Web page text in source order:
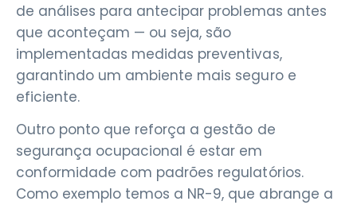
de análises para antecipar problemas antes
que aconteçam — ou seja, são
implementadas medidas preventivas,
garantindo um ambiente mais seguro e
eficiente.
Outro ponto que reforça a gestão de
segurança ocupacional é estar em
conformidade com padrões regulatórios.
Como exemplo temos a NR-9, que abrange a